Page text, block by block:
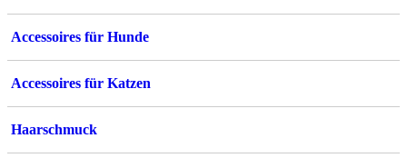
Accessoires für Hunde
Accessoires für Katzen
Haarschmuck